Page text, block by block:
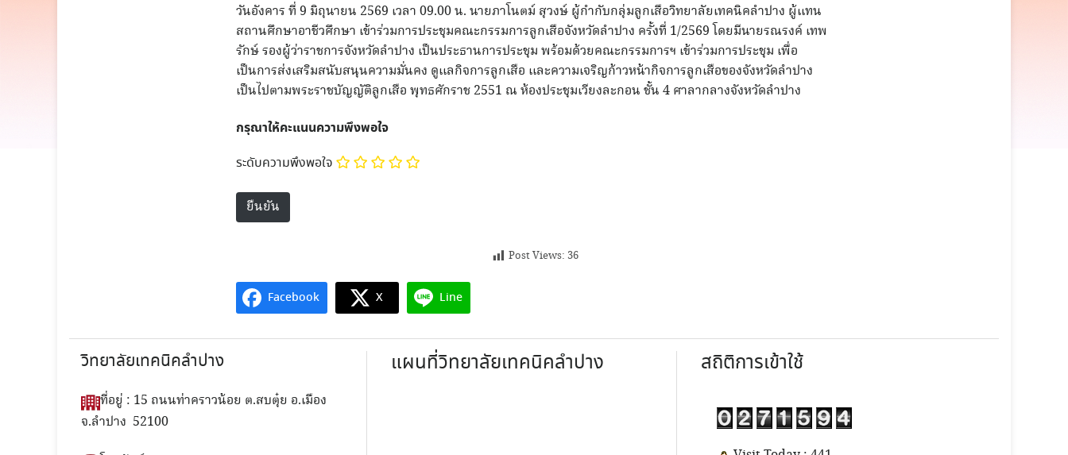
วันอังคาร ที่ 9 มิถุนายน 2569 เวลา 09.00 น. นายภาโนตม์ สุวงษ์ ผู้กำกับกลุ่มลูกเสือวิทยาลัยเทคนิคลำปาง ผู้แทน
สถานศึกษาอาชีวศึกษา เข้าร่วมการประชุมคณะกรรมการลูกเสือจังหวัดลำปาง ครั้งที่ 1/2569 โดยมีนายรณรงค์ เทพ
รักษ์ รองผู้ว่าราชการจังหวัดลำปาง เป็นประธานการประชุม พร้อมด้วยคณะกรรมการฯ เข้าร่วมการประชุม เพื่อ
เป็นการส่งเสริมสนับสนุนความมั่นคง ดูแลกิจการลูกเสือ และความเจริญก้าวหน้ากิจการลูกเสือของจังหวัดลำปาง
เป็นไปตามพระราชบัญญัติลูกเสือ พุทธศักราช 2551 ณ ห้องประชุมเวียงละกอน ชั้น 4 ศาลากลางจังหวัดลำปาง
กรุณาให้คะแนนความพึงพอใจ
ระดับความพึงพอใจ
Post Views: 36
Facebook X Line
วิทยาลัยเทคนิคลำปาง
ที่อยู่ : 15 ถนนท่าคราวน้อย ต.สบตุ๋ย อ.เมือง
จ.ลำปาง 52100
แผนที่วิทยาลัยเทคนิคลำปาง สถิติการเข้าใช้